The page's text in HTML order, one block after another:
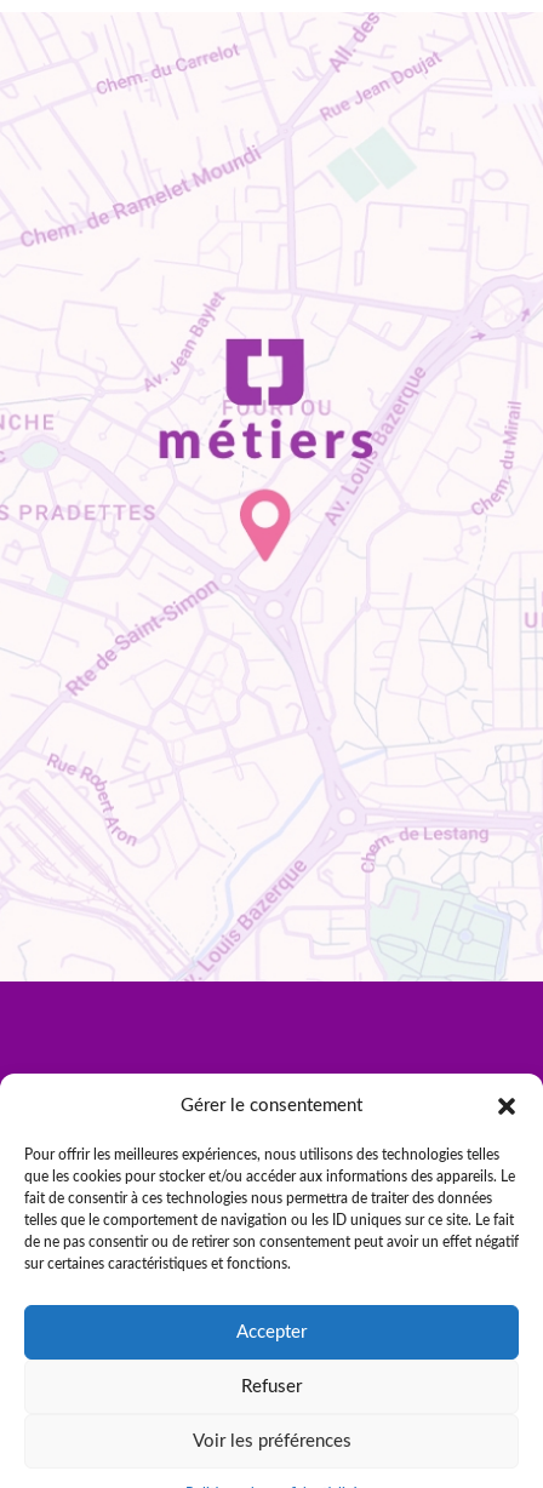
Gérer le consentement
Pour offrir les meilleures expériences, nous utilisons des technologies telles
que les cookies pour stocker et/ou accéder aux informations des appareils. Le
fait de consentir à ces technologies nous permettra de traiter des données
telles que le comportement de navigation ou les ID uniques sur ce site. Le fait
de ne pas consentir ou de retirer son consentement peut avoir un effet négatif
sur certaines caractéristiques et fonctions.
Accepter
Refuser
Voir les préférences
CJ Métiers © 2026 par NEXTGEN